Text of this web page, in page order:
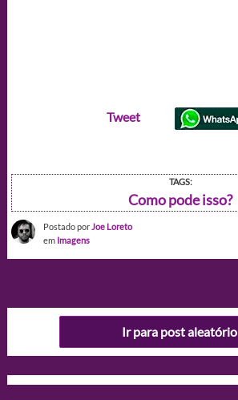
Tweet
TAGS:
Como pode isso?
Postado por Joe Loreto
em Imagens
Ir para post aleatório